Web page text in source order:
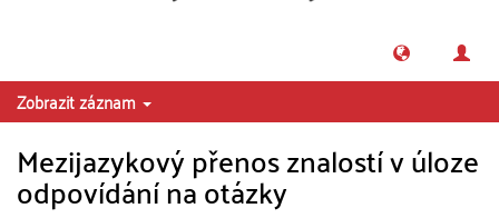
Zobrazit záznam
Mezijazykový přenos znalostí v úloze
odpovídání na otázky